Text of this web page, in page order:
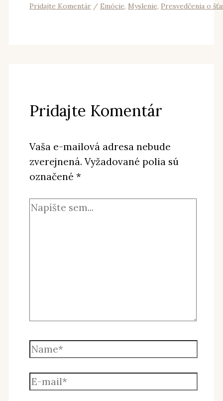
Pridajte Komentár / Emócie, Myslenie, Presvedčenia o
Pridajte Komentár
Vaša e-mailová adresa nebude
zverejnená. Vyžadované polia sú
označené *